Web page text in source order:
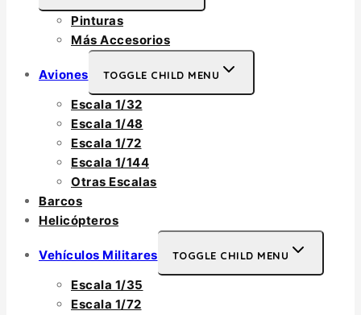
Pinturas
Más Accesorios
Aviones TOGGLE CHILD MENU
Escala 1/32
Escala 1/48
Escala 1/72
Escala 1/144
Otras Escalas
Barcos
Helicópteros
Vehículos Militares TOGGLE CHILD MENU
Escala 1/35
Escala 1/72